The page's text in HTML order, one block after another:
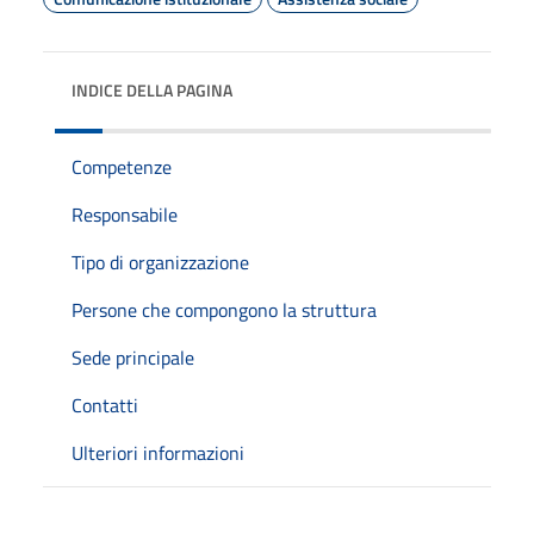
INDICE DELLA PAGINA
Competenze
Responsabile
Tipo di organizzazione
Persone che compongono la struttura
Sede principale
Contatti
Ulteriori informazioni